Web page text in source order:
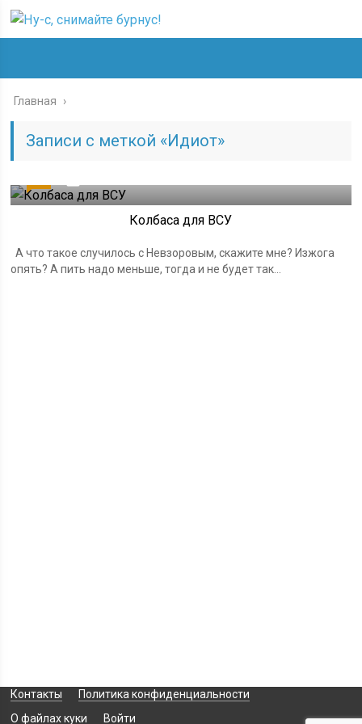
Главная ›
Записи с меткой «Идиот»
Колбаса для ВСУ
А что такое случилось с Невзоровым, скажите мне? Изжога
опять? А пить надо меньше, тогда и не будет так...
Контакты
Политика конфиденциальности
О файлах куки
Войти